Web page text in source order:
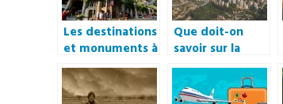
Les destinations
et monuments à
ne pas manquer
lors d’un séjour
à Barcelone
Que doit-on
savoir sur la
croissance
démographique
dans les villes ?